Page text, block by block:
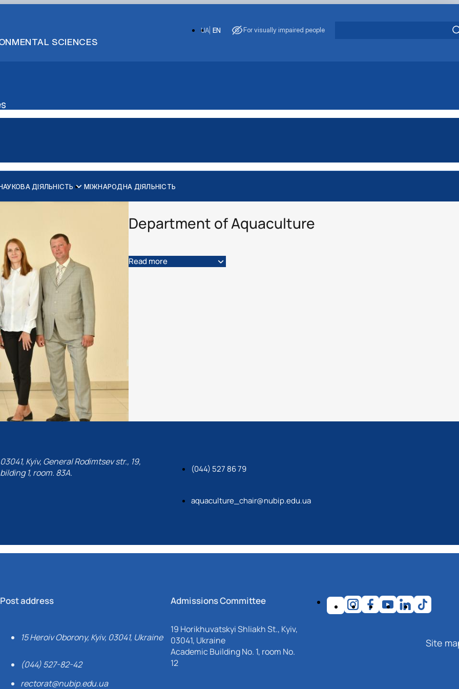
SCIENCES
EN
UA For visually impaired people
ДІЯЛЬНІСТЬ МІЖНАРОДНА ДІЯЛЬНІСТЬ
Department of Aquaculture
Read more
03041, Kyiv, General Rodimtsev str., 19,
bilding 1, room. 83A.
(044) 527 86 79
aquaculture_chair@nubip.edu.ua
Post address
15 Heroiv Oborony, Kyiv, 03041, Ukraine
(044) 527-82-42
rectorat@nubip.edu.ua
Admissions Committee
19 Horikhuvatskyi Shliakh St., Kyiv,
03041, Ukraine
Academic Building No. 1, room No.
12
Site